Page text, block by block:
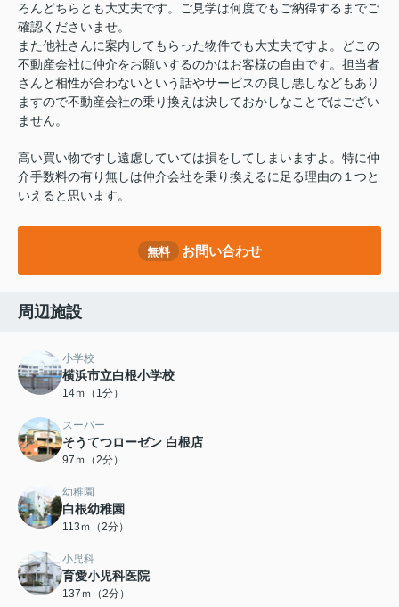
ろんどちらとも大丈夫です。ご見学は何度でもご納得するまでご
確認くださいませ。
また他社さんに案内してもらった物件でも大丈夫ですよ。どこの
不動産会社に仲介をお願いするのかはお客様の自由です。担当者
さんと相性が合わないという話やサービスの良し悪しなどもあり
ますので不動産会社の乗り換えは決しておかしなことではござい
ません。
高い買い物ですし遠慮していては損をしてしまいますよ。特に仲
介手数料の有り無しは仲介会社を乗り換えるに足る理由の１つと
いえると思います。
無料 お問い合わせ
周辺施設
小学校
横浜市立白根小学校
14ｍ（1分）
スーパー
そうてつローゼン 白根店
97ｍ（2分）
幼稚園
白根幼稚園
113ｍ（2分）
小児科
育愛小児科医院
137ｍ（2分）